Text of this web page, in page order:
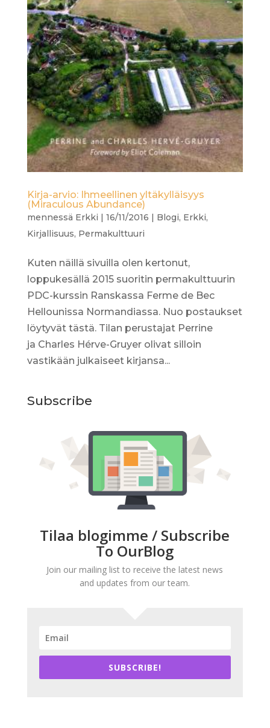
Kirja-arvio: Ihmeellinen yltäkylläisyys
(Miraculous Abundance)
mennessä Erkki 16/11/2016 Blogi, Erkki,
Kirjallisuus, Permakulttuuri
Kuten näillä sivuilla olen kertonut,
loppukesällä 2015 suoritin permakulttuurin
PDC-kurssin Ranskassa Ferme de Bec
Hellounissa Normandiassa. Nuo postaukset
löytyvät tästä. Tilan perustajat Perrine
ja Charles Hérve-Gruyer olivat silloin
vastikään julkaiseet kirjansa...
Subscribe
Tilaa blogimme / Subscribe
To OurBlog
Join our mailing list to receive the latest news
and updates from our team.
SUBSCRIBE!